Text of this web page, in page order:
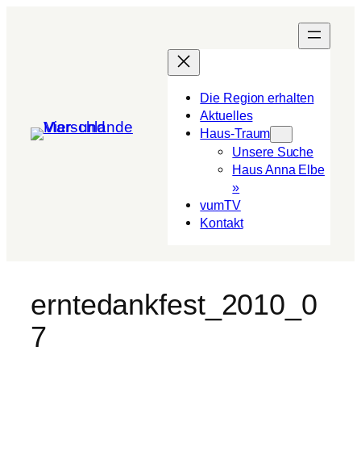
Die Region erhalten
Aktuelles
Haus-Traum
Unsere Suche
Haus Anna Elbe
»
vumTV
Kon­takt
erntedankfest_2010_0
7